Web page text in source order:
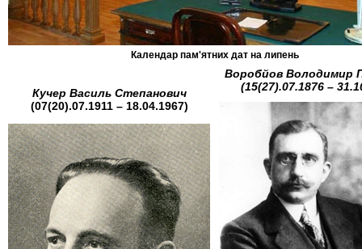
Календар пам'ятних дат на липень
Кучер Василь Степанович
(07(20).07.1911 – 18.04.1967)
Воробйов Володимир
(15(27).07.1876 –